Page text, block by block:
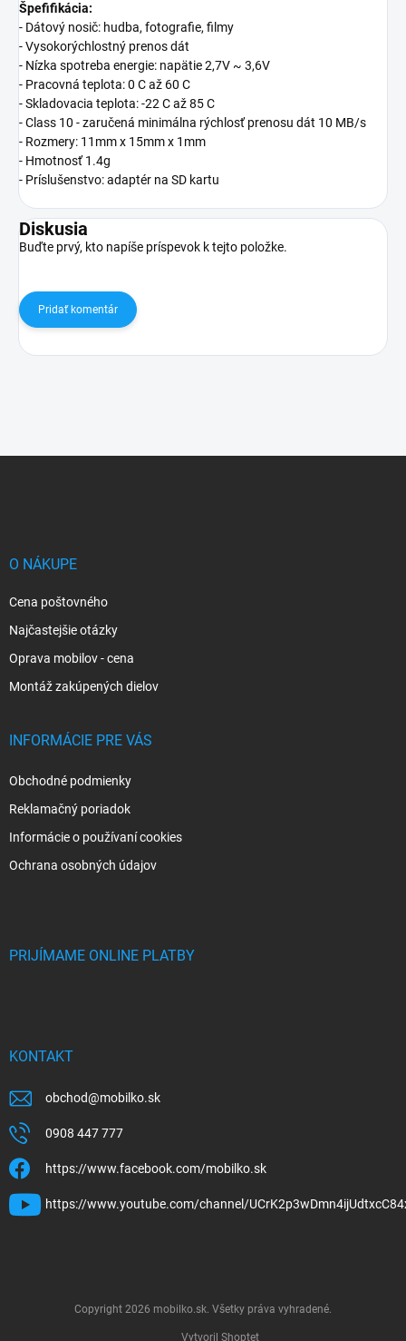
Špefifikácia:
- Dátový nosič: hudba, fotografie, filmy
- Vysokorýchlostný prenos dát
- Nízka spotreba energie: napätie 2,7V ~ 3,6V
- Pracovná teplota: 0 C až 60 C
- Skladovacia teplota: -22 C až 85 C
- Class 10 - zaručená minimálna rýchlosť prenosu dát 10 MB/s
- Rozmery: 11mm x 15mm x 1mm
- Hmotnosť 1.4g
- Príslušenstvo: adaptér na SD kartu
Diskusia
Buďte prvý, kto napíše príspevok k tejto položke.
Pridať komentár
O NÁKUPE
Cena poštovného
Najčastejšie otázky
Oprava mobilov - cena
Montáž zakúpených dielov
INFORMÁCIE PRE VÁS
Obchodné podmienky
Reklamačný poriadok
Informácie o používaní cookies
Ochrana osobných údajov
PRIJÍMAME ONLINE PLATBY
KONTAKT
obchod@mobilko.sk
0908 447 777
https://www.facebook.com/mobilko.sk
https://www.youtube.com/channel/
Vytvoril Shoptet
Copyright 2026 mobilko.sk. Všetky práva vyhradené.